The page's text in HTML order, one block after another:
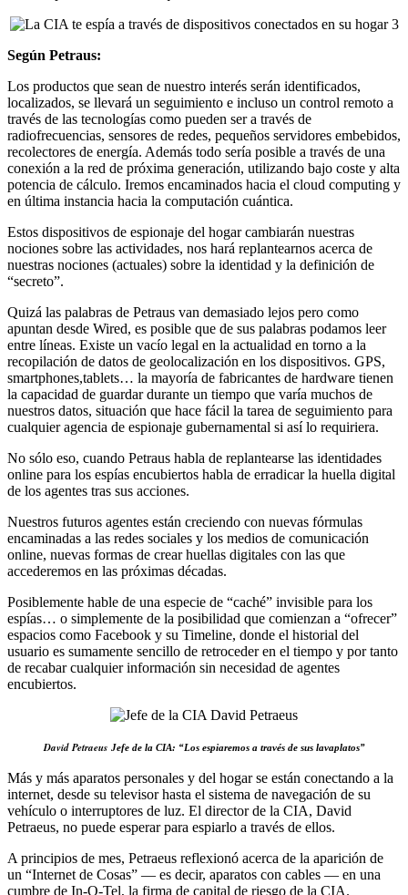
Según Petraus:
Los productos que sean de nuestro interés serán identificados,
localizados, se llevará un seguimiento e incluso un control remoto a
través de las tecnologías como pueden ser a través de
radiofrecuencias, sensores de redes, pequeños servidores embebidos,
recolectores de energía. Además todo sería posible a través de una
conexión a la red de próxima generación, utilizando bajo coste y alta
potencia de cálculo. Iremos encaminados hacia el cloud computing y
en última instancia hacia la computación cuántica.
Estos dispositivos de espionaje del hogar cambiarán nuestras
nociones sobre las actividades, nos hará replantearnos acerca de
nuestras nociones (actuales) sobre la identidad y la definición de
“secreto”.
Quizá las palabras de Petraus van demasiado lejos pero como
apuntan desde Wired, es posible que de sus palabras podamos leer
entre líneas. Existe un vacío legal en la actualidad en torno a la
recopilación de datos de geolocalización en los dispositivos. GPS,
smartphones,tablets… la mayoría de fabricantes de hardware tienen
la capacidad de guardar durante un tiempo que varía muchos de
nuestros datos, situación que hace fácil la tarea de seguimiento para
cualquier agencia de espionaje gubernamental si así lo requiriera.
No sólo eso, cuando Petraus habla de replantearse las identidades
online para los espías encubiertos habla de erradicar la huella digital
de los agentes tras sus acciones.
Nuestros futuros agentes están creciendo con nuevas fórmulas
encaminadas a las redes sociales y los medios de comunicación
online, nuevas formas de crear huellas digitales con las que
accederemos en las próximas décadas.
Posiblemente hable de una especie de “caché” invisible para los
espías… o simplemente de la posibilidad que comienzan a “ofrecer”
espacios como Facebook y su Timeline, donde el historial del
usuario es sumamente sencillo de retroceder en el tiempo y por tanto
de recabar cualquier información sin necesidad de agentes
encubiertos.
David Petraeus Jefe de la CIA: “Los espiaremos a través de sus lavaplatos”
Más y más aparatos personales y del hogar se están conectando a la
internet, desde su televisor hasta el sistema de navegación de su
vehículo o interruptores de luz. El director de la CIA, David
Petraeus, no puede esperar para espiarlo a través de ellos.
A principios de mes, Petraeus reflexionó acerca de la aparición de
un “Internet de Cosas” — es decir, aparatos con cables — en una
cumbre de In-Q-Tel, la firma de capital de riesgo de la CIA.